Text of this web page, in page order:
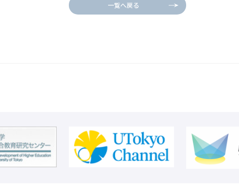
一覧へ戻る